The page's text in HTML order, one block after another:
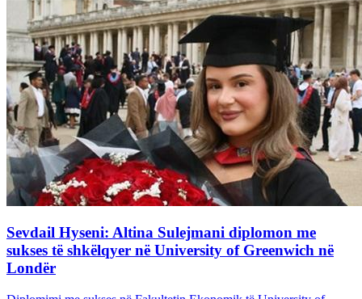
Sevdail Hyseni: Altina Sulejmani diplomon me
sukses të shkëlqyer në University of Greenwich në
Londër